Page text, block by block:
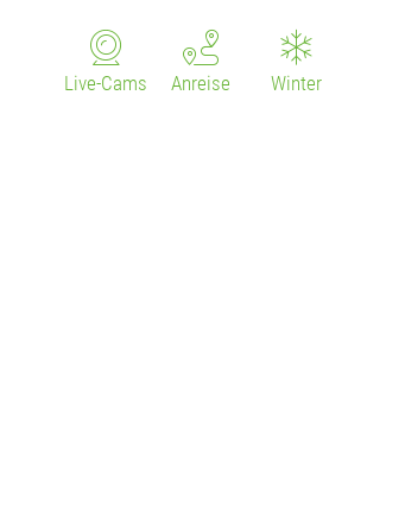
Winter
Anreise
Live-Cams